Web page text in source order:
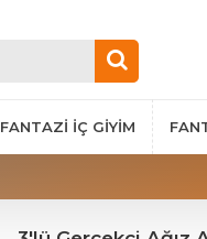
FANTAZI İÇ GIYIM